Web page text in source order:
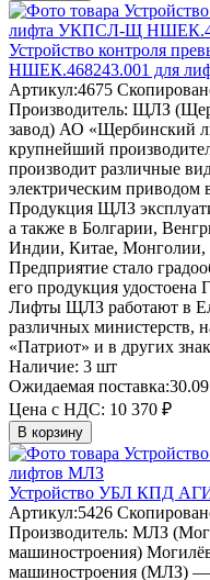
Устройство контроля
НШЕК.468243.001 для
Артикул:4675
Производитель: ЩЛЗ
завод) АО «Щербинский
крупнейший
производит различные
электрическим приводом
Продукция ЩЛЗ
а также в Болгарии,
Индии, Китае, Монголии,
Предприятие стало
его продукция удостоена
Лифты ЩЛЗ работают в
различных министерств,
«Патриот» и в других
Наличие: 3 шт
Ожидаемая поставка:
Цена с НДС: 10 370 ₽
В корзину
Устройство УБЛ КПД
Артикул:5426
Производитель: МЛЗ
машиностроения)
машиностроения (МЛЗ) —